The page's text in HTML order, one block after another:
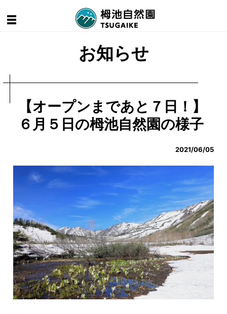
お知らせ
【オープンまであと７日！】
６月５日の栂池自然園の様子
2021/06/05